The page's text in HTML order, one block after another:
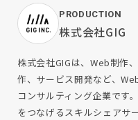
PRODUCTION
株式会社GIG
株式会社GIGは、Web制作
作、サービス開発など、
コンサルティング企業です
をつなげるスキルシェアサ